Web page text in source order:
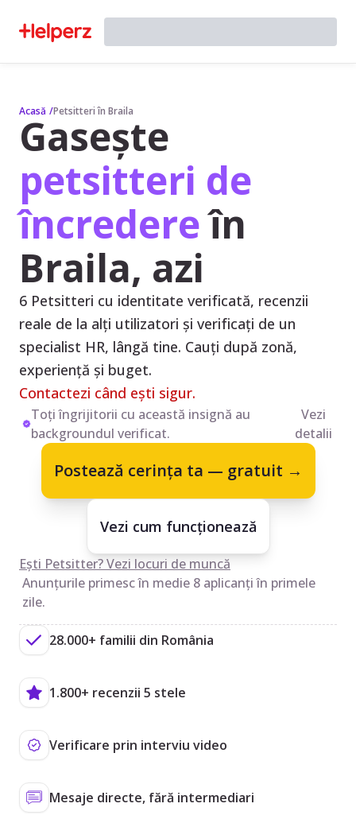
Acasă /Petsitteri în Braila
Gasește
petsitteri de
încredereîn
Braila, azi
6 Petsitteri cu identitate verificată, recenzii
reale de la alți utilizatori și verificați de un
specialist HR, lângă tine. Cauți după zonă,
experiență și buget.
Contactezi când ești sigur.
Toți îngrijitorii cu această insignă au
backgroundul verificat.
Vezi
detalii
Postează cerința ta — gratuit →
Vezi cum funcționează
Ești Petsitter? Vezi locuri de muncă
Anunțurile primesc în medie 8 aplicanți în primele
zile.
28.000+ familii din România
1.800+ recenzii 5 stele
Verificare prin interviu video
Mesaje directe, fără intermediari